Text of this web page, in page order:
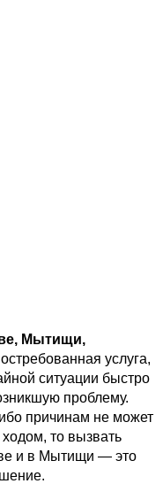
Мытищи,
услуга,
причинам не может
ходом, то вызвать
и в Мытищи — это